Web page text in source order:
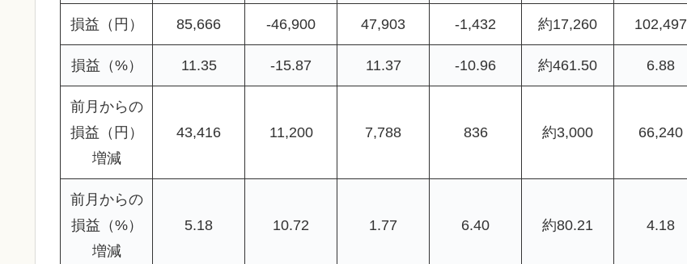
損益（円） 85,666 -46,900 47,903 -1,432 約17,260 102,497
損益（%） 11.35 -15.87 11.37 -10.96 約461.50 6.88
前月からの
損益（円）
増減
43,416 11,200 7,788 836 約3,000 66,240
前月からの
損益（%）
増減
5.18 10.72 1.77 6.40 約80.21 4.18